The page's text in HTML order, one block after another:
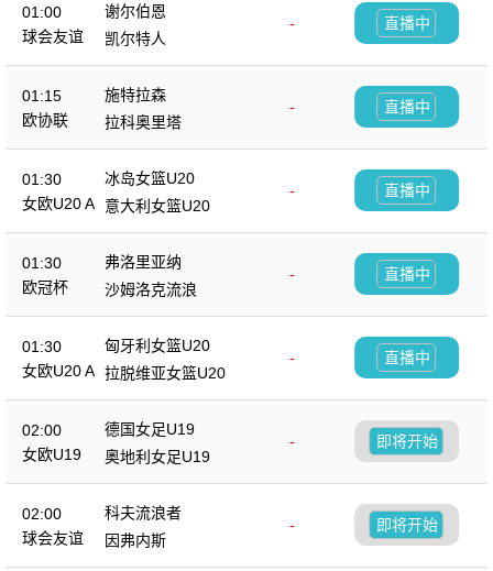
01:00
球会友谊
谢尔伯恩
-
凯尔特人
直播中
01:15
欧协联
施特拉森
-
拉科奥里塔
直播中
01:30
女欧U20 A
冰岛女篮U20
-
意大利女篮U20
直播中
01:30
欧冠杯
弗洛里亚纳
-
沙姆洛克流浪
直播中
01:30
女欧U20 A
匈牙利女篮U20
-
拉脱维亚女篮U20
直播中
02:00
女欧U19
德国女足U19
-
奥地利女足U19
即将开始
02:00
球会友谊
科夫流浪者
-
因弗内斯
即将开始